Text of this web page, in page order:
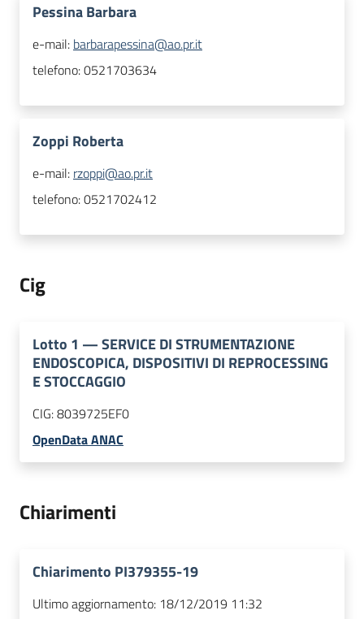
Pessina Barbara
e-mail: barbarapessina@ao.pr.it
telefono:0521703634
Zoppi Roberta
e-mail: rzoppi@ao.pr.it
telefono:0521702412
Cig
Lotto 1 —SERVICE DI STRUMENTAZIONE
ENDOSCOPICA, DISPOSITIVI DI REPROCESSING
E STOCCAGGIO
CIG:8039725EF0
OpenData ANAC
Chiarimenti
Chiarimento PI379355-19
Ultimo aggiornamento: 18/12/2019 11:32